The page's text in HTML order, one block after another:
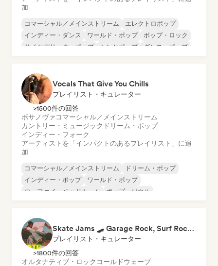
加
コマーシャル／メインストリーム
エレクトロポップ
インディー・ダンス
ワールド・ポップ
ポップ・ロック
サイケデリック・ポップ
シンセポップ ダンス・ポップ
Vocals That Give You Chills
プレイリスト・キュレーター
>1500件の回答
ボサノヴァコマーシャル／メインストリーム
カントリー・ミュージック ドリーム・ポップ
インディー・フォーク
アーティストを「インパクトのあるプレイリスト」に追
加
コマーシャル／メインストリーム
ドリーム・ポップ
インディー・ポップ
ワールド・ポップ
ローファイ・ベッドルーム
ポップ・ソウル
Skate Jams 🛹 Garage Rock, Surf Rock & Neo-Psych
プレイリスト・キュレーター
>1800件の回答
オルタナティブ・ロック コールドウェーブ